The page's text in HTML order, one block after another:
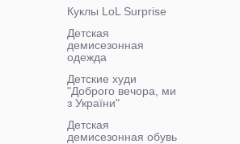
Куклы LoL Surprise
Детская
демисезонная
одежда
Детские худи
"Доброго вечора, ми
з України"
Детская
демисезонная обувь